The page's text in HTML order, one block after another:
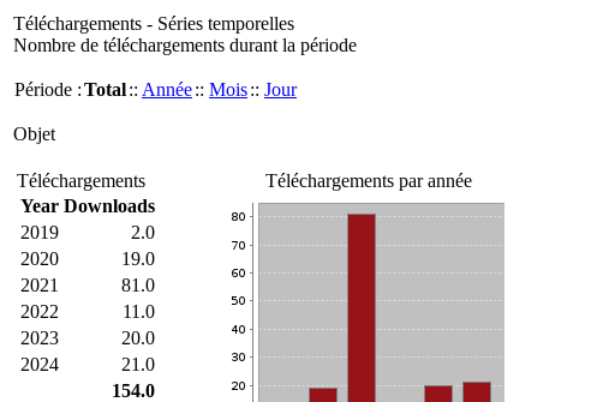
Téléchargements - Séries temporelles
Nombre de téléchargements durant la période
Période :Total:: Année:: Mois:: Jour
Objet
Téléchargements
Year Downloads
2019
2.0
2020
19.0
2021
81.0
2022
11.0
2023
20.0
2024
21.0
154.0
Téléchargements par année